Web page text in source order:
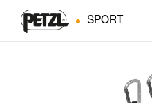
SPORT